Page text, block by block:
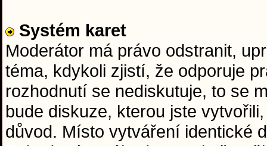
Systém karet
Moderátor má právo odstranit,
téma, kdykoli zjistí, že odporuje
rozhodnutí se nediskutuje, to se
bude diskuze, kterou jste
důvod. Místo vytváření identické